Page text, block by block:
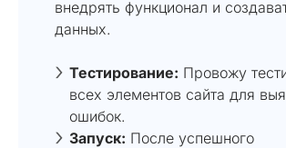
внедрять функционал и
данных.
Тестирование: Провожу
всех элементов сайта для
ошибок.
Запуск: После успешного